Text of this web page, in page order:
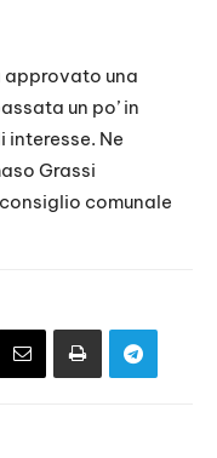
approvato una
un po’ in
Ne
Grassi
comunale